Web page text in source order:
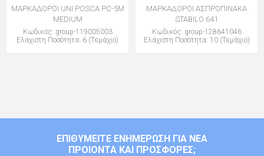
ΜΑΡΚΑΔΟΡΟΙ UNI POSCA PC-5M
MEDIUM
Κωδικός: group-119005003
Ελάχιστη Ποσότητα: 6 (Τεμάχιο)
ΜΑΡΚΑΔΟΡΟΙ ΑΣΠΡΟΠΙΝΑΚΑ
STABILO 641
Κωδικός: group-128641046
Ελάχιστη Ποσότητα: 10 (Τεμάχιο)
ΕΠΙΘΥΜΕΊΤΕ ΕΝΗΜΈΡΩΣΗ ΓΙΑ ΝΈΑ
ΠΡΟΙΌΝΤΑ ΚΑΙ ΠΡΟΣΦΟΡΈΣ;